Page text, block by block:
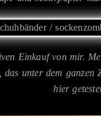
Einkauf von mir.
das unter dem
hier